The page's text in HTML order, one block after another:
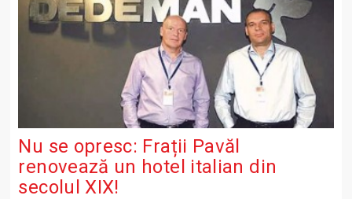
Nu se opresc: Frații Pavăl
renovează un hotel italian din
secolul XIX!